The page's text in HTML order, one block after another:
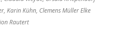
Karin Kühn, Clemens Müller Elke
Rautert